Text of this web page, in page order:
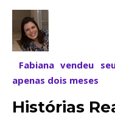
Fabiana vendeu
apenas dois meses
Histórias